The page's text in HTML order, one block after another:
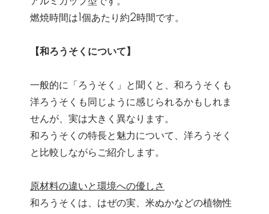
燃焼時間は1個あたり約2時間です。
【和ろうそくについて】
一般的に「ろうそく」と聞くと、和ろうそくも
洋ろうそくも同じように感じられるかもしれま
せんが、実は大きく異なります。
和ろうそくの特長と魅力について、洋ろうそく
と比較しながらご紹介します。
原材料の違いと環境への優しさ
和ろうそくは、はぜの実、米ぬかなどの植物性